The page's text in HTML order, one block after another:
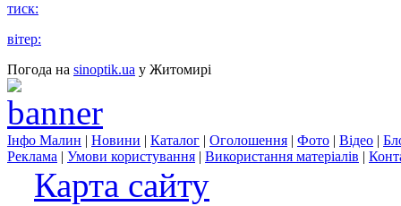
тиск:
вітер:
Погода на sinoptik.ua у Житомирі
Інфо Малин | Новини | Каталог | Оголошення | Фото | Відео |
Реклама | Умови користування | Використання матеріалів |
Карта сайту